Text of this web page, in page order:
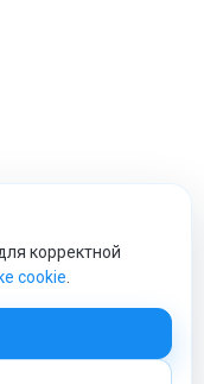
корректной
cookie